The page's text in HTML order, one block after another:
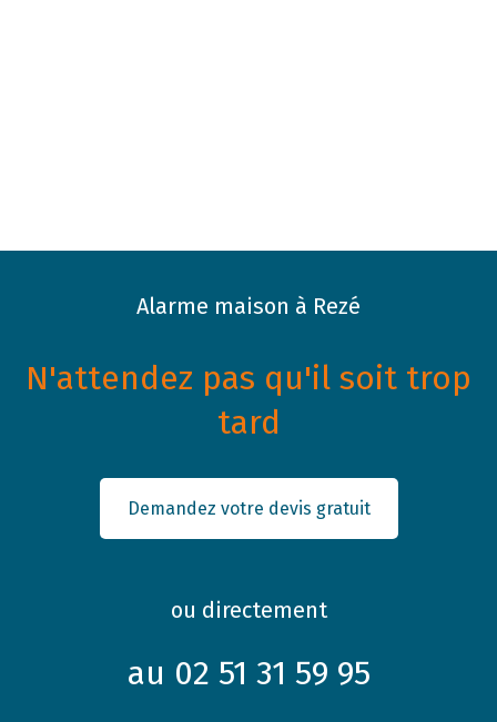
Alarme maison à Rezé
N'attendez pas qu'il soit trop
tard
Demandez votre devis gratuit
ou directement
au 02 51 31 59 95